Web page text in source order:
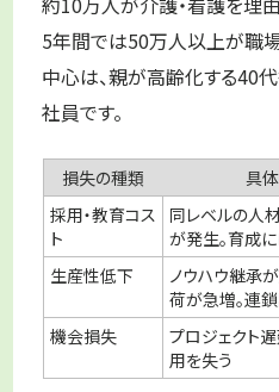
5年間では50万人以上が職
中心は、親が高齢化する40
社員です。
損失の種類
具
採用・教育コス
ト
同レベルの人
が発生。育成
生産性低下
ノウハウ継承
荷が急増。連
機会損失
プロジェクト
用を失う